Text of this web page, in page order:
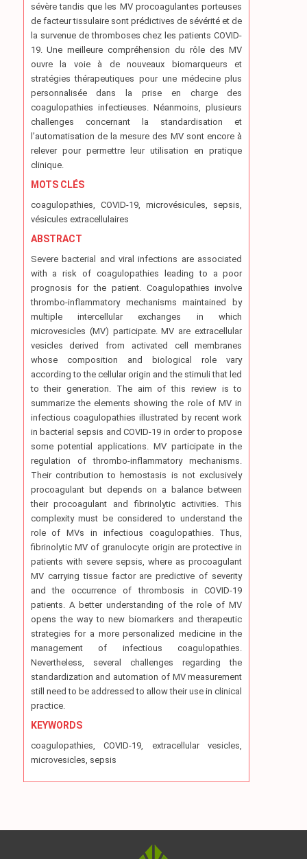
sévère tandis que les MV procoagulantes porteuses
de facteur tissulaire sont prédictives de sévérité et de
la survenue de thromboses chez les patients COVID-
19. Une meilleure compréhension du rôle des MV
ouvre la voie à de nouveaux biomarqueurs et
stratégies thérapeutiques pour une médecine plus
personnalisée dans la prise en charge des
coagulopathies infectieuses. Néanmoins, plusieurs
challenges concernant la standardisation et
l’automatisation de la mesure des MV sont encore à
relever pour permettre leur utilisation en pratique
clinique.
MOTS CLÉS
coagulopathies, COVID-19, microvésicules, sepsis,
vésicules extracellulaires
ABSTRACT
Severe bacterial and viral infections are associated
with a risk of coagulopathies leading to a poor
prognosis for the patient. Coagulopathies involve
thrombo-inflammatory mechanisms maintained by
multiple intercellular exchanges in which
microvesicles (MV) participate. MV are extracellular
vesicles derived from activated cell membranes
whose composition and biological role vary
according to the cellular origin and the stimuli that led
to their generation. The aim of this review is to
summarize the elements showing the role of MV in
infectious coagulopathies illustrated by recent work
in bacterial sepsis and COVID-19 in order to propose
some potential applications. MV participate in the
regulation of thrombo-inflammatory mechanisms.
Their contribution to hemostasis is not exclusively
procoagulant but depends on a balance between
their procoagulant and fibrinolytic activities. This
complexity must be considered to understand the
role of MVs in infectious coagulopathies. Thus,
fibrinolytic MV of granulocyte origin are protective in
patients with severe sepsis, where as procoagulant
MV carrying tissue factor are predictive of severity
and the occurrence of thrombosis in COVID-19
patients. A better understanding of the role of MV
opens the way to new biomarkers and therapeutic
strategies for a more personalized medicine in the
management of infectious coagulopathies.
Nevertheless, several challenges regarding the
standardization and automation of MV measurement
still need to be addressed to allow their use in clinical
practice.
KEYWORDS
coagulopathies, COVID-19, extracellular vesicles,
microvesicles, sepsis